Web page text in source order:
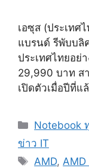
เอซุส (ประเทศ
แบรนด์ รีพับบลิ
ประเทศไทยอย่
29,990 บาท ส
เปิดตัวเมื่อปีที่แ
Categories
Notebook
ข่าว IT
Tags
AMD, AMD